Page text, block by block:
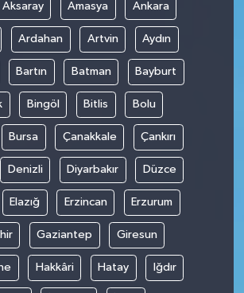
Aksaray Amasya Ankara
Ardahan Artvin Aydın
Bartın Batman Bayburt
Bingöl Bitlis Bolu
Bursa Çanakkale Çankırı
Denizli Diyarbakır Düzce
Elazığ Erzincan Erzurum
Gaziantep Giresun
Hakkâri Hatay Iğdır